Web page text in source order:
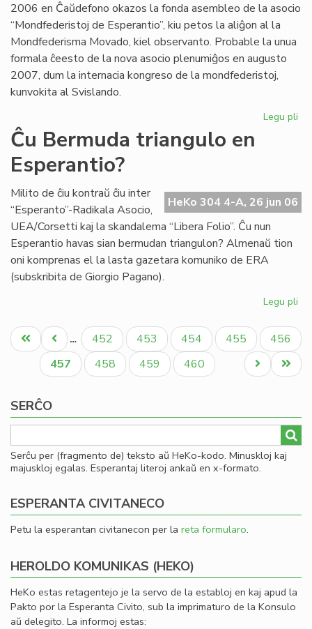
2006 en Ĉaŭdefono okazos la fonda asembleo de la asocio
“Mondfederistoj de Esperantio”, kiu petos la aliĝon al la
Mondfederisma Movado, kiel observanto. Probable la unua
formala ĉeesto de la nova asocio plenumiĝos en augusto
2007, dum la internacia kongreso de la mondfederistoj,
kunvokita al Svislando.
Legu pli
Ĉu Bermuda triangulo en
Esperantio?
HeKo 304 4-A, 26 jun 06
Milito de ĉiu kontraŭ ĉiu inter
“Esperanto”-Radikala Asocio,
UEA/Corsetti kaj la skandalema “Libera Folio”. Ĉu nun
Esperantio havas sian bermudan triangulon? Almenaŭ tion
oni komprenas el la lasta gazetara komuniko de ERA
(subskribita de Giorgio Pagano).
Legu pli
en
Pagination
Unua
paĝo
Antaŭa
paĝo
… Paĝo
452 Paĝo
453 Paĝo
454 Paĝo
455 Paĝo
456
Aktuala
paĝo
457 Paĝo
458 Paĝo
459 Paĝo
460
Last
page
Next
page
SERĈO
Serĉu per (fragmento de) teksto aŭ HeKo-kodo. Minuskloj kaj
majuskloj egalas. Esperantaj literoj ankaŭ en x-formato.
ESPERANTA CIVITANECO
Petu la esperantan civitanecon per la reta formularo.
HEROLDO KOMUNIKAS (HEKO)
HeKo estas retagentejo je la servo de la establoj en kaj apud la
Pakto por la Esperanta Civito, sub la imprimaturo de la Konsulo
aŭ delegito. La informoj estas: